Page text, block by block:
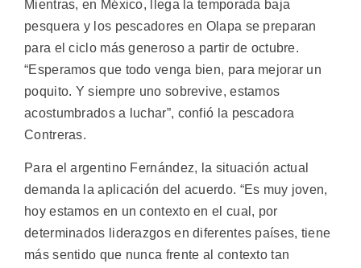
Mientras, en México, llega la temporada baja
pesquera y los pescadores en Olapa se preparan
para el ciclo más generoso a partir de octubre.
“Esperamos que todo venga bien, para mejorar un
poquito. Y siempre uno sobrevive, estamos
acostumbrados a luchar”, confió la pescadora
Contreras.
Para el argentino Fernández, la situación actual
demanda la aplicación del acuerdo. “Es muy joven,
hoy estamos en un contexto en el cual, por
determinados liderazgos en diferentes países, tiene
más sentido que nunca frente al contexto tan